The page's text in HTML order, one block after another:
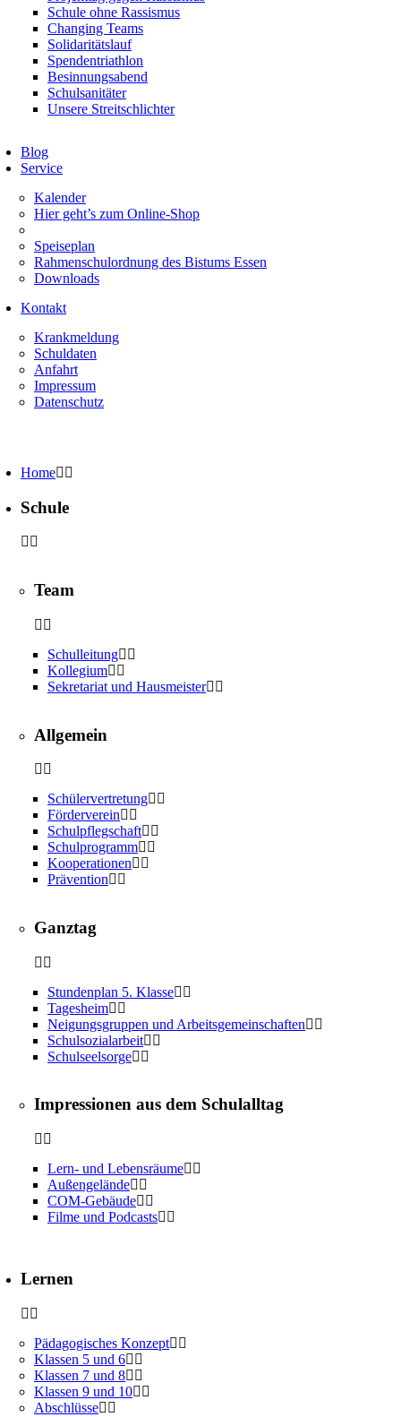
Schule ohne Rassismus
Changing Teams
Solidaritätslauf
Spendentriathlon
Besinnungsabend
Schulsanitäter
Unsere Streitschlichter
Blog
Service
Kalender
Hier geht’s zum Online-Shop
Speiseplan
Rahmenschulordnung des Bistums Essen
Downloads
Kontakt
Krankmeldung
Schuldaten
Anfahrt
Impressum
Datenschutz
Home
Schule
Team
Schulleitung
Kollegium
Sekretariat und Hausmeister
Allgemein
Schülervertretung
Förderverein
Schulpflegschaft
Schulprogramm
Kooperationen
Prävention
Ganztag
Stundenplan 5. Klasse
Tagesheim
Neigungsgruppen und Arbeitsgemeinschaften
Schulsozialarbeit
Schulseelsorge
Impressionen aus dem Schulalltag
Lern- und Lebensräume
Außengelände
COM-Gebäude
Filme und Podcasts
Lernen
Pädagogisches Konzept
Klassen 5 und 6
Klassen 7 und 8
Klassen 9 und 10
Abschlüsse